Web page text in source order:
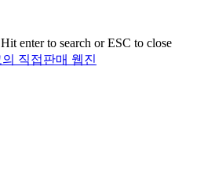
Hit enter to search or ESC to close